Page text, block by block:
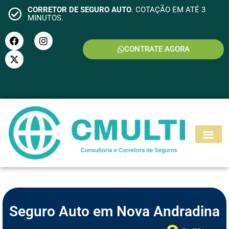
CORRETOR DE SEGURO AUTO. COTAÇÃO EM ATÉ 3
MINUTOS.
CONTRATE AGORA
SEGURO MOTO
Seguro Auto em Nova Andradina